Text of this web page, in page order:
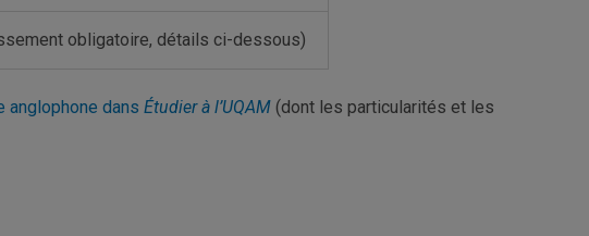
obligatoire, détails ci-dessous)
anglophone dans Étudier à l’UQAM (dont les particularités et les